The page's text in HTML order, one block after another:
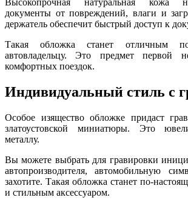
документы от повреждений, влаги и
держатель обеспечит быстрый доступ к
Такая обложка станет отличным
автовладельцу. Это предмет первой
комфортных поездок.
Индивидуальный стиль с
Особое изящество обложке придаст
златоустовской миниатюры. Это
металлу.
Вы можете выбрать для гравировки
автопроизводителя, автомобильную
захотите. Такая обложка станет по-
и стильным аксессуаром.